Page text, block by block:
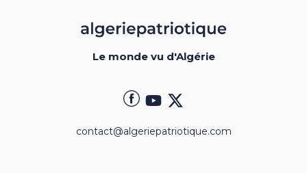
Le monde vu d'Algérie
contact@algeriepatriotique.com